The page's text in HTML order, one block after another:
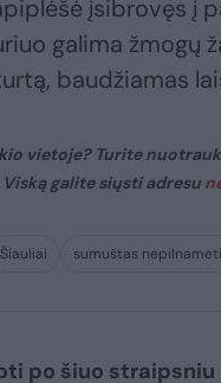
įsibrovęs į
galima žmogų
baudžiamas
vietoje? Turite
galite siųsti adresu
Šiauliai sumuštas
po šiuo straipsniu